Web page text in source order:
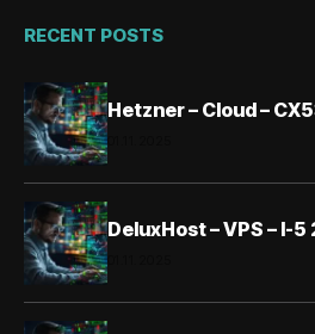
RECENT POSTS
Hetzner – Cloud –
DeluxHost – VPS – I-